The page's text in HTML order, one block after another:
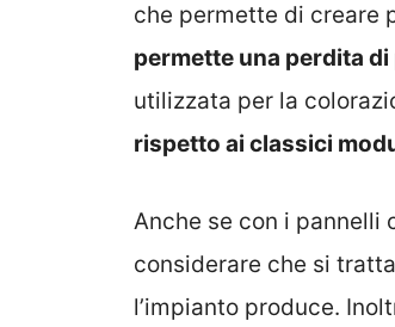
che permette di creare
permette una perdita
utilizzata per la
rispetto ai classici
Anche se con i pannelli
considerare che si
l’impianto produce.